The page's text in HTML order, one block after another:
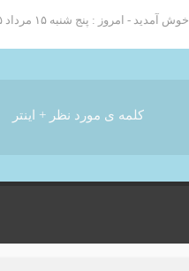
خوش آمدید - امروز : پنج شنبه ۱۵ مرداد ۱۴۰۵